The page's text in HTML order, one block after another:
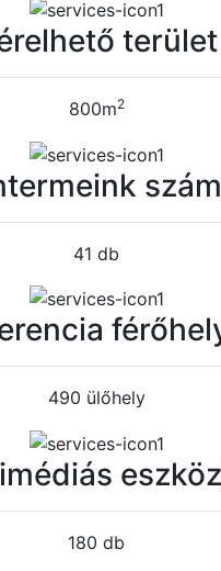
terület
800m2
41 db
490 ülőhely
180 db